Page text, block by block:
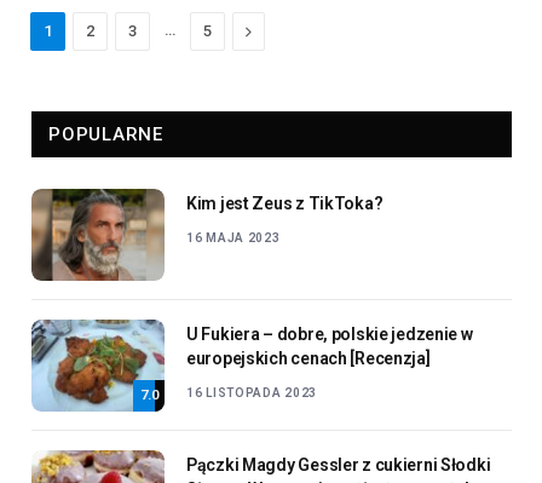
1 2 3 … 5 Next
POPULARNE
Kim jest Zeus z TikToka?
16 MAJA 2023
7.0
U Fukiera – dobre, polskie jedzenie w
europejskich cenach [Recenzja]
16 LISTOPADA 2023
Pączki Magdy Gessler z cukierni Słodki